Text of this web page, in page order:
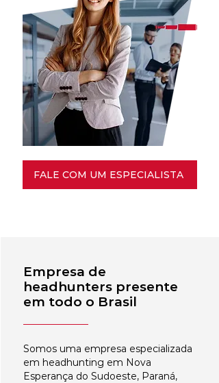
FALE COM UM ESPECIALISTA
Empresa de
headhunters presente
em todo o Brasil
Somos uma empresa especializada
em headhunting em Nova
Esperança do Sudoeste, Paraná,